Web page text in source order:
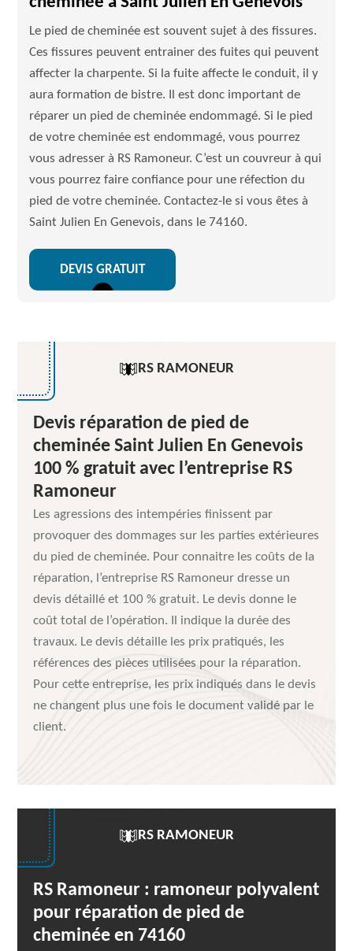
Le pied de cheminée est souvent sujet à des fissures.
Ces fissures peuvent entrainer des fuites qui peuvent
affecter la charpente. Si la fuite affecte le conduit, il y
aura formation de bistre. Il est donc important de
réparer un pied de cheminée endommagé. Si le pied
de votre cheminée est endommagé, vous pourrez
vous adresser à RS Ramoneur. C’est un couvreur à qui
vous pourrez faire confiance pour une réfection du
pied de votre cheminée. Contactez-le si vous êtes à
Saint Julien En Genevois, dans le 74160.
DEVIS GRATUIT
RS RAMONEUR
Devis réparation de pied de
cheminée Saint Julien En Genevois
100 % gratuit avec l’entreprise RS
Ramoneur
Les agressions des intempéries finissent par
provoquer des dommages sur les parties extérieures
du pied de cheminée. Pour connaitre les coûts de la
réparation, l’entreprise RS Ramoneur dresse un
devis détaillé et 100 % gratuit. Le devis donne le
coût total de l’opération. Il indique la durée des
travaux. Le devis détaille les prix pratiqués, les
références des pièces utilisées pour la réparation.
Pour cette entreprise, les prix indiqués dans le devis
ne changent plus une fois le document validé par le
client.
RS RAMONEUR
RS Ramoneur : ramoneur polyvalent
pour réparation de pied de
cheminée en 74160